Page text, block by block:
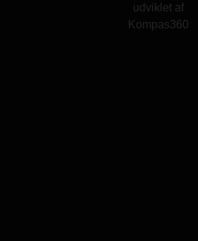
udviklet af
Kompas360